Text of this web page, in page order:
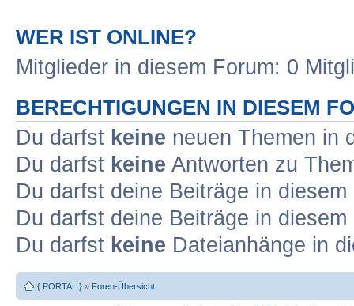
WER IST ONLINE?
Mitglieder in diesem Forum: 0
BERECHTIGUNGEN IN DIESEM
Du darfst keine neuen Themen in
Du darfst keine Antworten zu
Du darfst deine Beiträge in
Du darfst deine Beiträge in
Du darfst keine Dateianhänge in
{ PORTAL } » Foren-Übersicht